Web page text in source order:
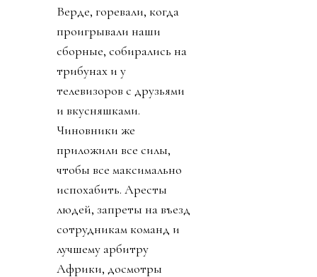
Верде, горевали, когда
проигрывали наши
сборные, собирались на
трибунах и у
телевизоров с друзьями
и вкусняшками.
Чиновники же
приложили все силы,
чтобы все максимально
испохабить. Аресты
людей, запреты на въезд
сотрудникам команд и
лучшему арбитру
Африки, досмотры